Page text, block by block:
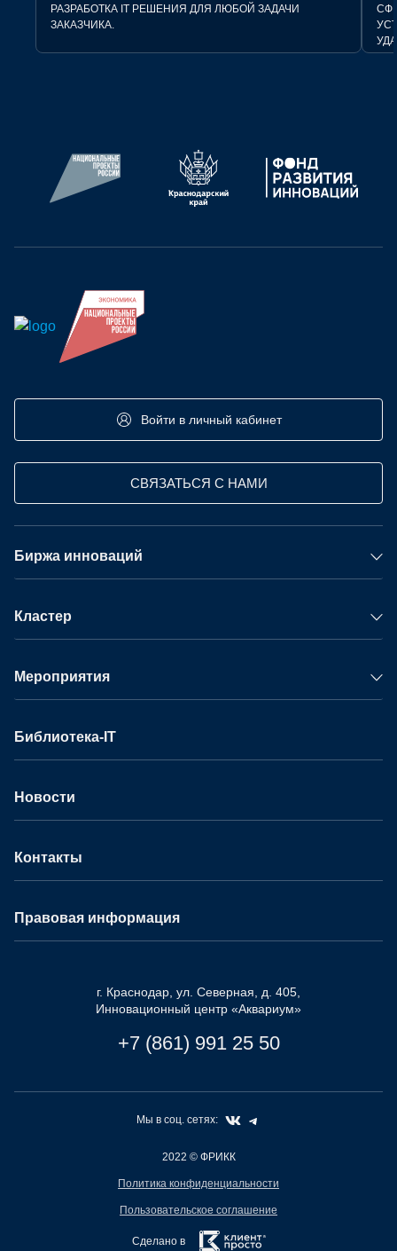
РАЗРАБОТКА IT РЕШЕНИЯ ДЛЯ ЛЮБОЙ ЗАДАЧИ
ЗАКАЗЧИКА.
Войти в личный кабинет
СВЯЗАТЬСЯ С НАМИ
Биржа инноваций
Кластер
Мероприятия
Библиотека-IT
Новости
Контакты
Правовая информация
г. Краснодар, ул. Северная, д. 405,
Инновационный центр «Аквариум»
+7 (861) 991 25 50
Мы в соц. сетях:
2022 © ФРИКК
Политика конфиденциальности
Пользовательское соглашение
Сделано в